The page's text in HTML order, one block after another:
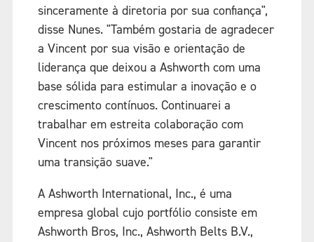
sinceramente à diretoria por sua confiança",
disse Nunes. "Também gostaria de agradecer
a Vincent por sua visão e orientação de
liderança que deixou a Ashworth com uma
base sólida para estimular a inovação e o
crescimento contínuos. Continuarei a
trabalhar em estreita colaboração com
Vincent nos próximos meses para garantir
uma transição suave."
A Ashworth International, Inc., é uma
empresa global cujo portfólio consiste em
Ashworth Bros, Inc., Ashworth Belts B.V.,